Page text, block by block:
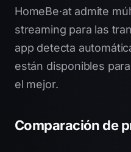
HomeBe·at admite
streaming para las
app detecta
están disponibles
el mejor.
Comparación de